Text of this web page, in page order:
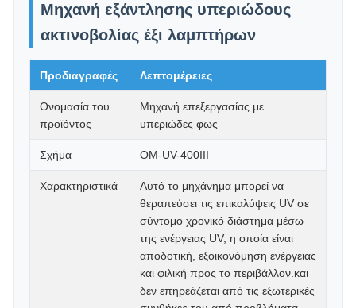
Μηχανή εξάντλησης υπεριώδους
ακτινοβολίας έξι λαμπτήρων
Προδιαγραφές Λεπτομέρειες
Ονομασία του
προϊόντος
Μηχανή επεξεργασίας με
υπεριώδες φως
Σχήμα ΟΜ-UV-400III
Χαρακτηριστικά
Αυτό το μηχάνημα μπορεί να
θεραπεύσει τις επικαλύψεις UV σε
σύντομο χρονικό διάστημα μέσω
της ενέργειας UV, η οποία είναι
αποδοτική, εξοικονόμηση ενέργειας
και φιλική προς το περιβάλλον.και
δεν επηρεάζεται από τις εξωτερικές